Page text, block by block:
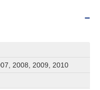
2008, 2009, 2010